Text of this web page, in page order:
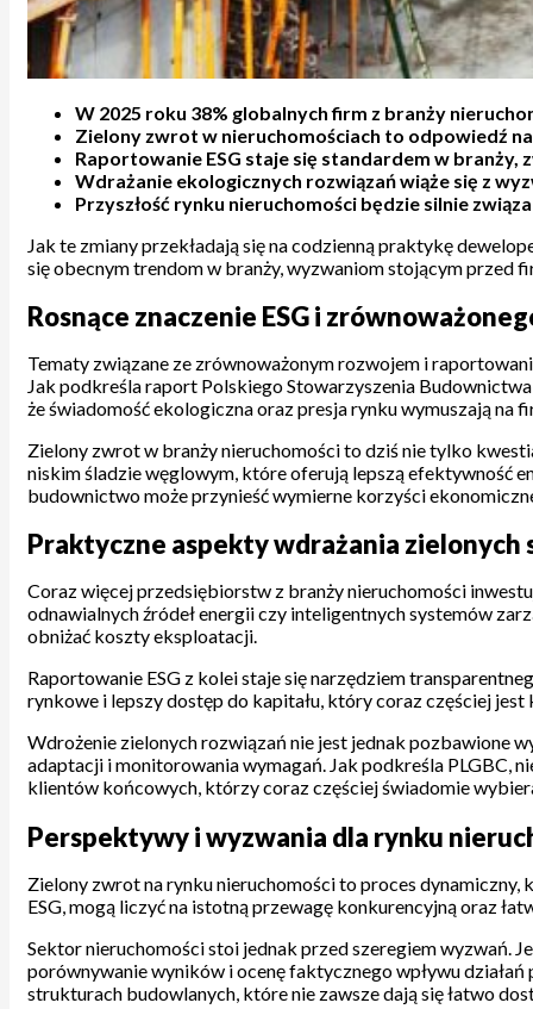
W 2025 roku 38% globalnych firm z branży
Zielony zwrot w nieruchomościach to odpowiedź
Raportowanie ESG staje się standardem w
Wdrażanie ekologicznych rozwiązań wiąże się z
Przyszłość rynku nieruchomości będzie silnie
Jak te zmiany przekładają się na codzienną praktykę
się obecnym trendom w branży, wyzwaniom stojącym przed
Rosnące znaczenie ESG i
Tematy związane ze zrównoważonym rozwojem i
Jak podkreśla raport Polskiego Stowarzyszenia
że świadomość ekologiczna oraz presja rynku wymuszają na
Zielony zwrot w branży nieruchomości to dziś nie tylko
niskim śladzie węglowym, które oferują lepszą efektywność
budownictwo może przynieść wymierne korzyści
Praktyczne aspekty wdrażania
Coraz więcej przedsiębiorstw z branży nieruchomości
odnawialnych źródeł energii czy inteligentnych systemów
obniżać koszty eksploatacji.
Raportowanie ESG z kolei staje się narzędziem
rynkowe i lepszy dostęp do kapitału, który coraz częściej
Wdrożenie zielonych rozwiązań nie jest jednak pozbawione
adaptacji i monitorowania wymagań. Jak podkreśla PLGBC,
klientów końcowych, którzy coraz częściej świadomie
Perspektywy i wyzwania dla rynku
Zielony zwrot na rynku nieruchomości to proces dynamiczny,
ESG, mogą liczyć na istotną przewagę konkurencyjną oraz
Sektor nieruchomości stoi jednak przed szeregiem wyzwań.
porównywanie wyników i ocenę faktycznego wpływu
strukturach budowlanych, które nie zawsze dają się łatwo